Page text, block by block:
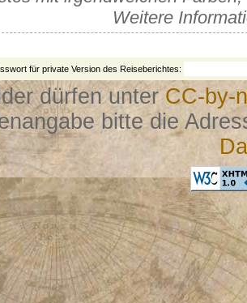
Weitere
für private Version des Reiseberichtes:
dürfen unterCC-by-
bitte die